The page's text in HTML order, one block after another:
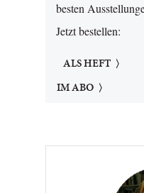
besten
Jetzt bestellen:
ALS HEFT
IM ABO